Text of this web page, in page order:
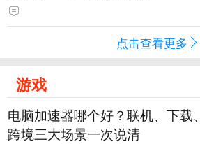
点击查看更多
游戏
电脑加速器哪个好？联机、下载、
跨境三大场景一次说清